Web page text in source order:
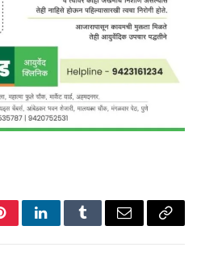
LinkedInTumblrEmail Copy